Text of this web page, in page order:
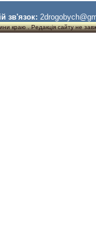
зв'язок:
. Редакція сайту не